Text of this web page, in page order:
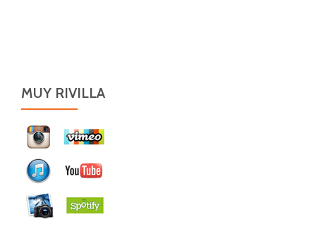
MUY RIVILLA